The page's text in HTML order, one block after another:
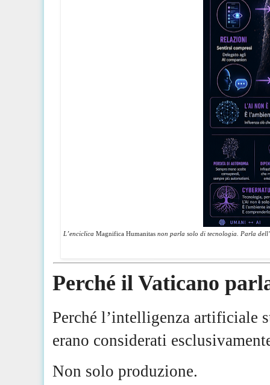
L’enciclica Magnifica Humanitas non parla solo di tecnologia. Parla
Perché il Vaticano
Perché l’intelligenza artificiale
erano considerati
Non solo produzione.